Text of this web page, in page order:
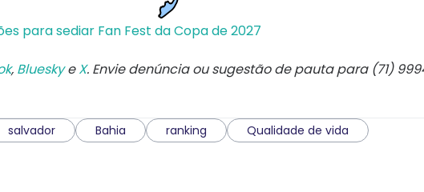
para sediar Fan Fest da Copa de 2027
, BlueskyeX. Envie denúncia ou sugestão de pauta para (71)
salvador Bahia ranking Qualidade de vida